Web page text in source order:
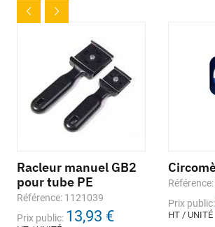
Racleur manuel GB2
pour tube PE
Référence: 1121039
Prix public: 13,93 €
Prix public:
HT / UNITÉ